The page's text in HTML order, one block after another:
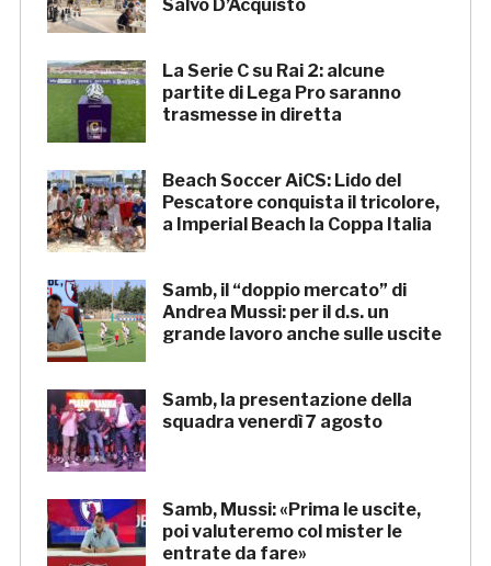
Salvo D’Acquisto
La Serie C su Rai 2: alcune
partite di Lega Pro saranno
trasmesse in diretta
Beach Soccer AiCS: Lido del
Pescatore conquista il tricolore,
a Imperial Beach la Coppa Italia
Samb, il “doppio mercato” di
Andrea Mussi: per il d.s. un
grande lavoro anche sulle uscite
Samb, la presentazione della
squadra venerdì 7 agosto
Samb, Mussi: «Prima le uscite,
poi valuteremo col mister le
entrate da fare»